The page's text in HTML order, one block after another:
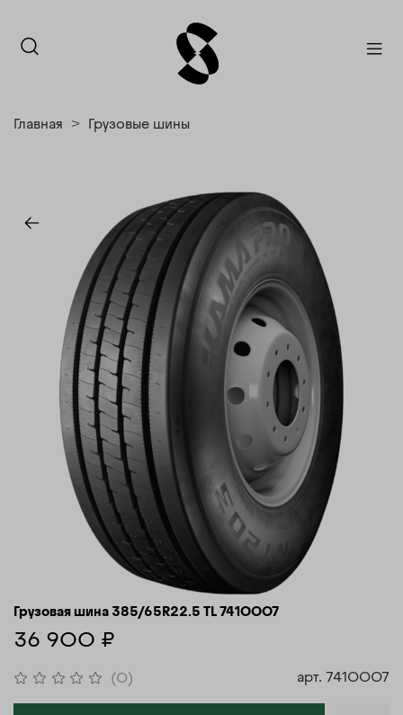
Главная Грузовые шины
(0) арт. 7410007
Грузовая шина 385/65R22.5 TL 7410007
36 900 ₽